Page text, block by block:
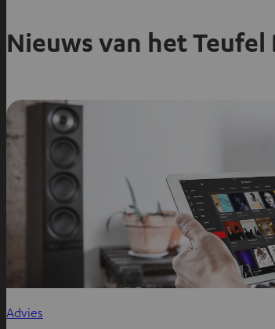
Nieuws van het Teufel
Advies